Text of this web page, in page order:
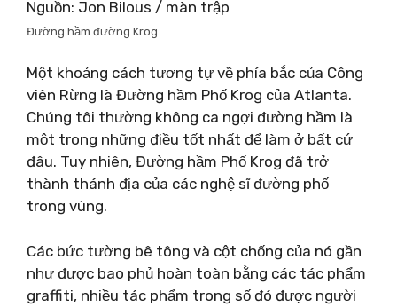
Nguồn: Jon Bilous / màn trập
Đường hầm đường Krog
Một khoảng cách tương tự về phía bắc của Công
viên Rừng là Đường hầm Phố Krog của Atlanta.
Chúng tôi thường không ca ngợi đường hầm là
một trong những điều tốt nhất để làm ở bất cứ
đâu. Tuy nhiên, Đường hầm Phố Krog đã trở
thành thánh địa của các nghệ sĩ đường phố
trong vùng.
Các bức tường bê tông và cột chống của nó gần
như được bao phủ hoàn toàn bằng các tác phẩm
graffiti, nhiều tác phẩm trong số đó được người